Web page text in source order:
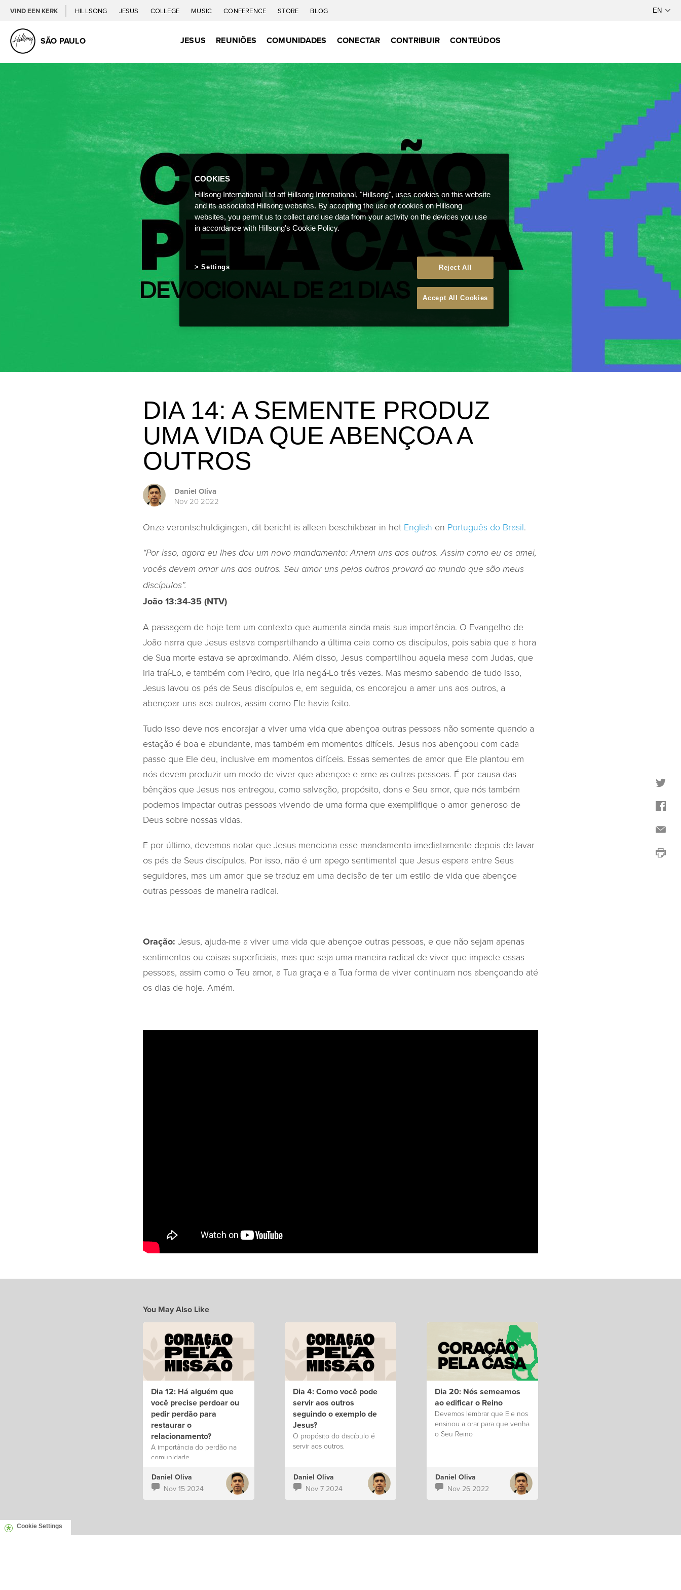
VIND EEN KERK HILLSONG JESUS COLLEGE MUSIC CONFERENCE STORE BLOG
SÃO PAULO JESUS REUNIÕES COMUNIDADES CONECTAR CONTRIBUIR CONTEÚDOS
DIA 14: A SEMENTE PRODUZ
UMA VIDA QUE ABENÇOA A
OUTROS
Daniel Oliva
Nov 20 2022
Onze verontschuldigingen, dit bericht is alleen beschikbaar in het English en Português do Brasil.
“Por isso, agora eu lhes dou um novo mandamento: Amem uns aos outros. Assim como eu os amei,
vocês devem amar uns aos outros. Seu amor uns pelos outros provará ao mundo que são meus
discípulos”.
João 13:34-35 (NTV)
A passagem de hoje tem um contexto que aumenta ainda mais sua importância. O Evangelho de
João narra que Jesus estava compartilhando a última ceia como os discípulos, pois sabia que a hora
de Sua morte estava se aproximando. Além disso, Jesus compartilhou aquela mesa com Judas, que
iria traí-Lo, e também com Pedro, que iria negá-Lo três vezes. Mas mesmo sabendo de tudo isso,
Jesus lavou os pés de Seus discípulos e, em seguida, os encorajou a amar uns aos outros, a
abençoar uns aos outros, assim como Ele havia feito.
Tudo isso deve nos encorajar a viver uma vida que abençoa outras pessoas não somente quando a
estação é boa e abundante, mas também em momentos difíceis. Jesus nos abençoou com cada
passo que Ele deu, inclusive em momentos difíceis. Essas sementes de amor que Ele plantou em
nós devem produzir um modo de viver que abençoe e ame as outras pessoas. É por causa das
bênçãos que Jesus nos entregou, como salvação, propósito, dons e Seu amor, que nós também
podemos impactar outras pessoas vivendo de uma forma que exemplifique o amor generoso de
Deus sobre nossas vidas.
E por último, devemos notar que Jesus menciona esse mandamento imediatamente depois de lavar
os pés de Seus discípulos. Por isso, não é um apego sentimental que Jesus espera entre Seus
seguidores, mas um amor que se traduz em uma decisão de ter um estilo de vida que abençoe
outras pessoas de maneira radical.
Oração: Jesus, ajuda-me a viver uma vida que abençoe outras pessoas, e que não sejam apenas
sentimentos ou coisas superficiais, mas que seja uma maneira radical de viver que impacte essas
pessoas, assim como o Teu amor, a Tua graça e a Tua forma de viver continuam nos abençoando até
os dias de hoje. Amém.
You May Also Like
Dia 12: Há alguém que
você precise perdoar ou
pedir perdão para
restaurar o
relacionamento?
A importância do perdão na
comunidade.
Daniel Oliva
Nov 15 2024
Dia 4: Como você pode
servir aos outros
seguindo o exemplo de
Jesus?
O propósito do discípulo é
servir aos outros.
Daniel Oliva
Nov 7 2024
Dia 20: Nós semeamos
ao edificar o Reino
Devemos lembrar que Ele nos
ensinou a orar para que venha
o Seu Reino
Daniel Oliva
Nov 26 2022
Cookie Settings
COOKIES
Hillsong International Ltd atf Hillsong International, "Hillsong", uses cookies on this website
and its associated Hillsong websites. By accepting the use of cookies on Hillsong
websites, you permit us to collect and use data from your activity on the devices you use
in accordance with Hillsong's Cookie Policy.
Reject All
Accept All Cookies
Settings